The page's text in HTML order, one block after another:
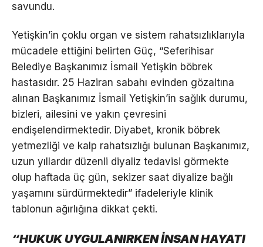
savundu.
Yetişkin’in çoklu organ ve sistem rahatsızlıklarıyla
mücadele ettiğini belirten Güç, “Seferihisar
Belediye Başkanımız İsmail Yetişkin böbrek
hastasıdır. 25 Haziran sabahı evinden gözaltına
alınan Başkanımız İsmail Yetişkin’in sağlık durumu,
bizleri, ailesini ve yakın çevresini
endişelendirmektedir. Diyabet, kronik böbrek
yetmezliği ve kalp rahatsızlığı bulunan Başkanımız,
uzun yıllardır düzenli diyaliz tedavisi görmekte
olup haftada üç gün, sekizer saat diyalize bağlı
yaşamını sürdürmektedir” ifadeleriyle klinik
tablonun ağırlığına dikkat çekti.
“HUKUK UYGULANIRKEN İNSAN HAYATI